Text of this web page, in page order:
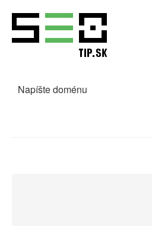
Napíšte doménu